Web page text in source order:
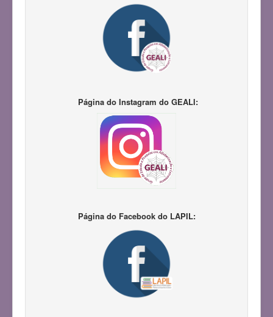
Página do Instagram do GEALI:
Página do Facebook do LAPIL: